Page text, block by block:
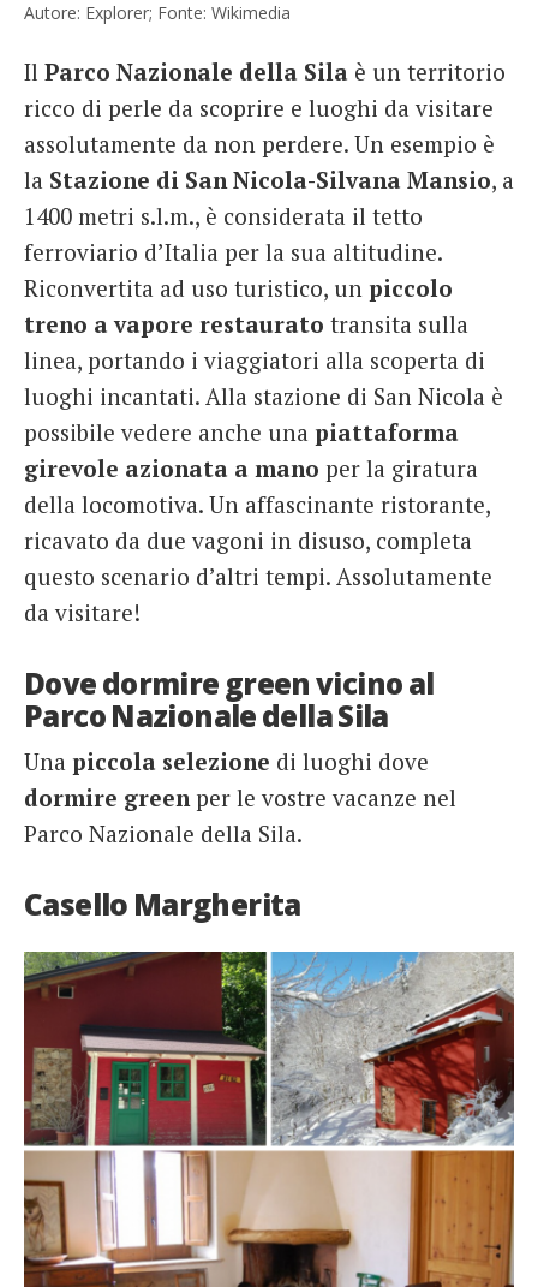
Autore: Explorer; Fonte: Wikimedia
Il Parco Nazionale della Sila è un territorio
ricco di perle da scoprire e luoghi da visitare
assolutamente da non perdere. Un esempio è
la Stazione di San Nicola-Silvana Mansio, a
1400 metri s.l.m., è considerata il tetto
ferroviario d’Italia per la sua altitudine.
Riconvertita ad uso turistico, un piccolo
treno a vapore restaurato transita sulla
linea, portando i viaggiatori alla scoperta di
luoghi incantati. Alla stazione di San Nicola è
possibile vedere anche una piattaforma
girevole azionata a mano per la giratura
della locomotiva. Un affascinante ristorante,
ricavato da due vagoni in disuso, completa
questo scenario d’altri tempi. Assolutamente
da visitare!
Dove dormire green vicino al
Parco Nazionale della Sila
Una piccola selezione di luoghi dove
dormire green per le vostre vacanze nel
Parco Nazionale della Sila.
Casello Margherita